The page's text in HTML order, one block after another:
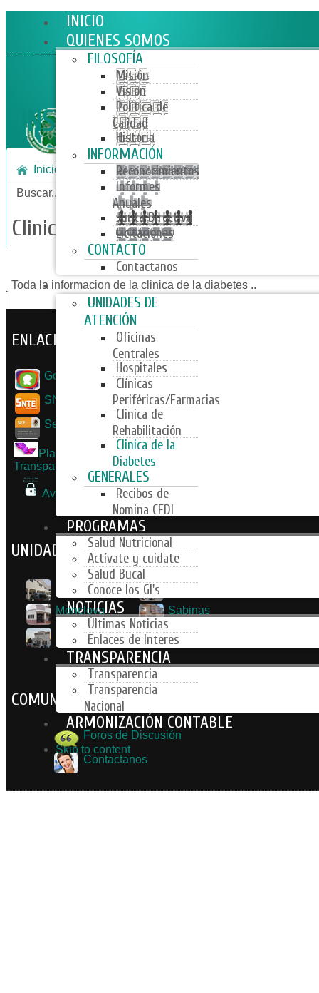
INICIO
QUIENES SOMOS
FILOSOFÍA
Misión
Visión
Politica de
Calidad
Historia
INFORMACIÓN
Reconocimientos
Informes
Anuales
Junta Directiva
Licitaciones
CONTACTO
Contactanos
SERVICIOS
UNIDADES DE
ATENCIÓN
Oficinas
Centrales
Hospitales
Clínicas
Periféricas/Farmacias
Clinica de
Rehabilitación
Clinica de la
Diabetes
GENERALES
Recibos de
Nomina CFDI
PROGRAMAS
Salud Nutricional
Actívate y cuidate
Salud Bucal
Conoce los GI's
NOTICIAS
Últimas Noticias
Enlaces de Interes
TRANSPARENCIA
Transparencia
Transparencia
Nacional
ARMONIZACIÓN CONTABLE
Skip to content
INSTITUTO SERVICIO
Buscar...
Inicio Servicios Unidades de Atención
Clinica de la Diabetes
Toda la informacion de la clinica de la diabetes ..
ENLACES DE INTERES
Gobierno del Estado de Coahuila
SNTE Nacional
Secretaria de Educacion y Cultura
Plataforma Nacional de
Transparencia
Aviso de privacidad
UNIDADES DE ATENCIÓN
Saltillo
Torreón
Monclova
Sabinas
Piedras Negras
COMUNIDAD
Foros de Discusión
Contactanos